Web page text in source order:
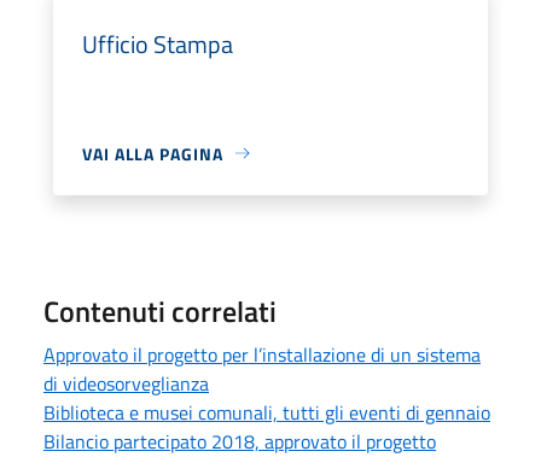
Ufficio Stampa
VAI ALLA PAGINA
Contenuti correlati
Approvato il progetto per l’installazione di un sistema
di videosorveglianza
Biblioteca e musei comunali, tutti gli eventi di gennaio
Bilancio partecipato 2018, approvato il progetto